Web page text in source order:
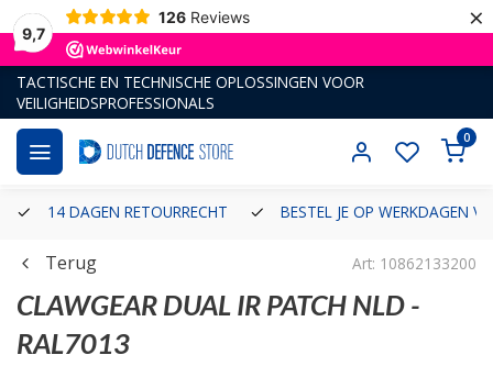
9,7
126 Reviews ×
TACTISCHE EN TECHNISCHE OPLOSSINGEN VOOR
VEILIGHEIDSPROFESSIONALS
0
14 DAGEN RETOURRECHT BESTEL JE OP WERKDAGEN
Terug Art: 10862133200
CLAWGEAR DUAL IR PATCH NLD -
RAL7013